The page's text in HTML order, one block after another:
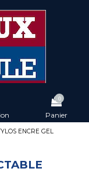
0
Panier
ENCRE GEL